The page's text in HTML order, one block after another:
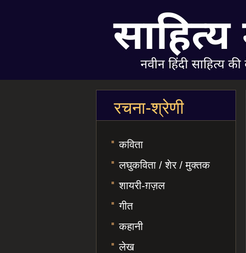
रचना-श्रेणी
कविता
लघुकविता / शेर / मुक्तक
शायरी-ग़ज़ल
गीत
कहानी
लेख